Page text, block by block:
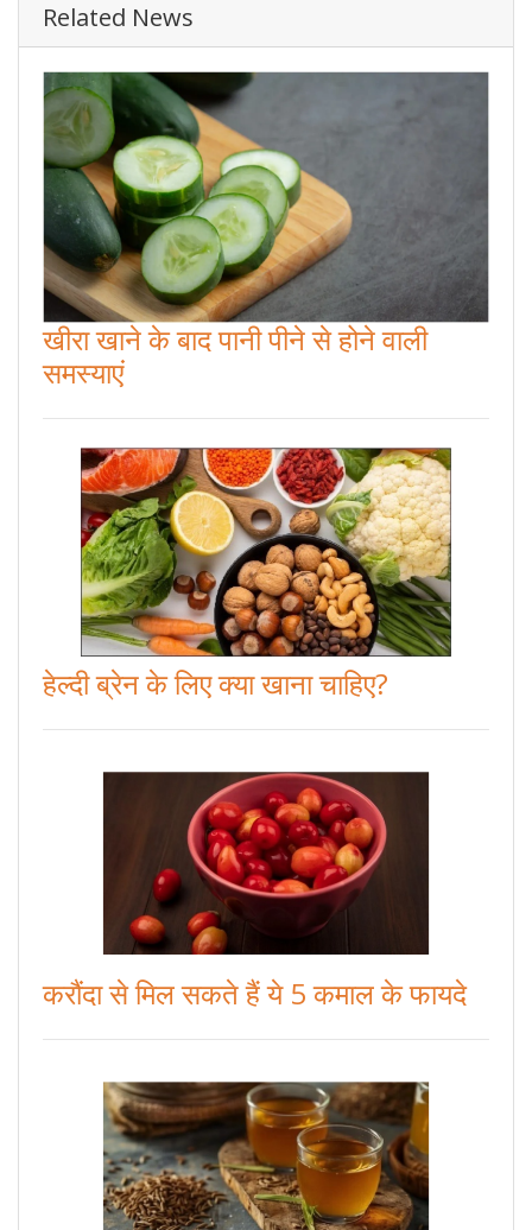
Related News
खीरा खाने के बाद पानी पीने से होने वाली
समस्याएं
हेल्दी ब्रेन के लिए क्या खाना चाहिए?
करौंदा से मिल सकते हैं ये 5 कमाल के फायदे